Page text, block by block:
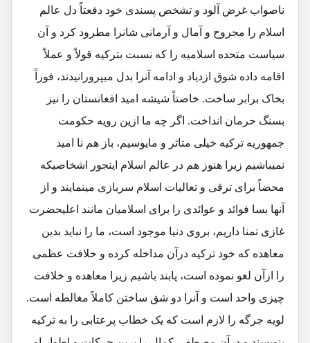
ناصواب غرض آلود و تشخص پسندی خود دفعتاً دل عالم
اسلام را مجروح و آمال و آرمانی شانرا مطرود کرد و آن
سیاست متحده اسلامیه را که نسبت بترکیه قولاً و عملاً
اقامه داده شوق ازدیاد و ادامه آنرا بدل میپرورانیدند، فوراً
بخاک برابر ساخت. خاصتاً شیشه امید افغانستان را نیز
بسنگ حرمان انداخت. اگر چه ما ازین رویه حکومت
جمهوریه ترکیه خیلی متاثر و مایوسیم، باز هم نا امید
نمیباشیم زیرا هنوز هم در عالم اسلام اینجور اشخاصیکه
محضاً برای ترقی و تعالیات اسلام سربازی مینمایند و از
آنها بسا فوائد و عوائدی را برای اسلامیان مانند اعلیحضرت
غازی تمنا داریم، بروی دنیا موجود است، ما را نباید بدین
معاهده که خود ترکیه درآن مداخله کرده و خلافت عظمی
را ازآن لغو نموده است، پابند باشیم زیرا معاهده و خلافت
چیزی واحد است و آنرا دو شق ساختن کاملاً مغالطه است.
لویه جرگه را لازم است که یک خطاب پرعتابی را به ترکیه